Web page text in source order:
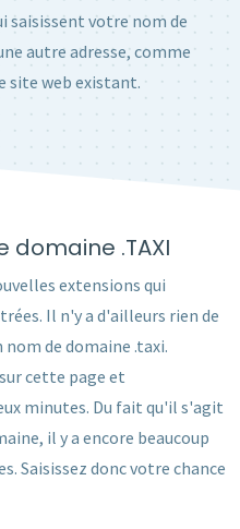
saisissent votre nom de
autre adresse, comme
site web existant.
domaine .TAXI
extensions qui
Il n'y a d'ailleurs rien de
de domaine .taxi.
cette page et
minutes. Du fait qu'il s'agit
il y a encore beaucoup
Saisissez donc votre chance